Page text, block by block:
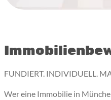
FUNDIERT. INDIVIDUELL.
Wer eine Immobilie in